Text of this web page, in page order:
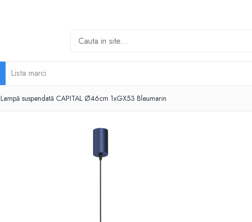
Lista marci
Lampă suspendată CAPITAL Ø46cm 1xGX53 Bleumarin